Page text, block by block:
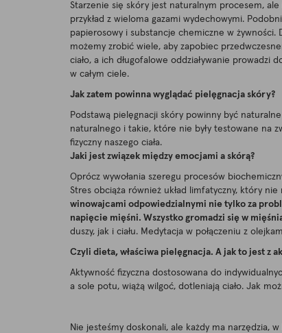
Starzenie się skóry jest naturalnym procesem,
przykład z wieloma gazami wydechowymi.
papierosowy i substancje chemiczne w
możemy zrobić wiele, aby zapobiec
ciało, a ich długofalowe oddziaływanie
w całym ciele.
Jak zatem powinna wyglądać pielęgnacja skóry?
Podstawą pielęgnacji skóry powinny być
naturalnego i takie, które nie były testowane na
fizyczny naszego ciała.
Jaki jest związek między emocjami a skórą?
Oprócz wywołania szeregu procesów
Stres obciąża również układ limfatyczny, który
winowajcami odpowiedzialnymi nie tylko za
napięcie mięśni. Wszystko gromadzi się w
duszy, jak i ciału. Medytacja w połączeniu z
Czyli dieta, właściwa pielęgnacja. A jak to jest z
Aktywność fizyczna dostosowana do
a sole potu, wiążą wilgoć, dotleniają ciało. Jak
Nie jesteśmy doskonali, ale każdy ma narzędzia,